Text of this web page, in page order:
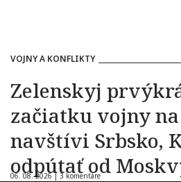
VOJNY A KONFLIKTY
Zelenskyj
začiatku vojny
navštívi Srbsko,
odpútať od
06. 08. 2026 | 3 komentáre